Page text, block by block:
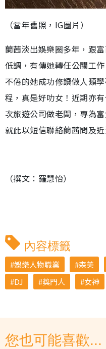
（當年舊照，IG圖片）
蘭茜淡出娛樂圈多年，跟
低調，有傳她轉任公關工
不倦的她成功修讀做人類
程，真是好叻女！近期亦
次旅遊公司做老闆，專為
就此以短信聯絡蘭茜問及
（撰文：羅慧怡）
內容標籤
娛樂人物職業 森美
DJ
獎門人 女神
您也可能喜歡...